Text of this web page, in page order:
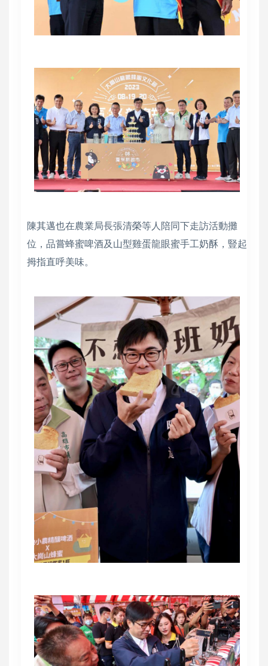
陳其邁也在農業局長張清榮等人陪同下走訪活動攤
位，品嘗蜂蜜啤酒及山型雞蛋龍眼蜜手工奶酥，豎起
拇指直呼美味。